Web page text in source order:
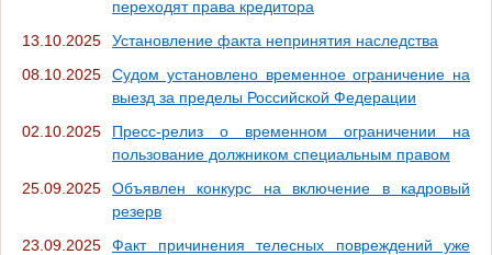
переходят права кредитора
13.10.2025
Установление факта непринятия наследства
08.10.2025
Судом установлено временное ограничение на
выезд за пределы Российской Федерации
02.10.2025
Пресс-релиз о временном ограничении на
пользование должником специальным правом
25.09.2025
Объявлен конкурс на включение в кадровый
резерв
23.09.2025
Факт причинения телесных повреждений уже